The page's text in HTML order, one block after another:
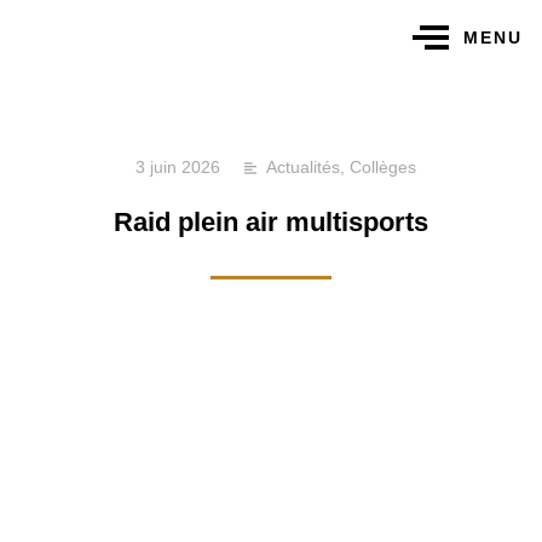
MENU
3 juin 2026 Actualités Collèges
Raid plein air multisports